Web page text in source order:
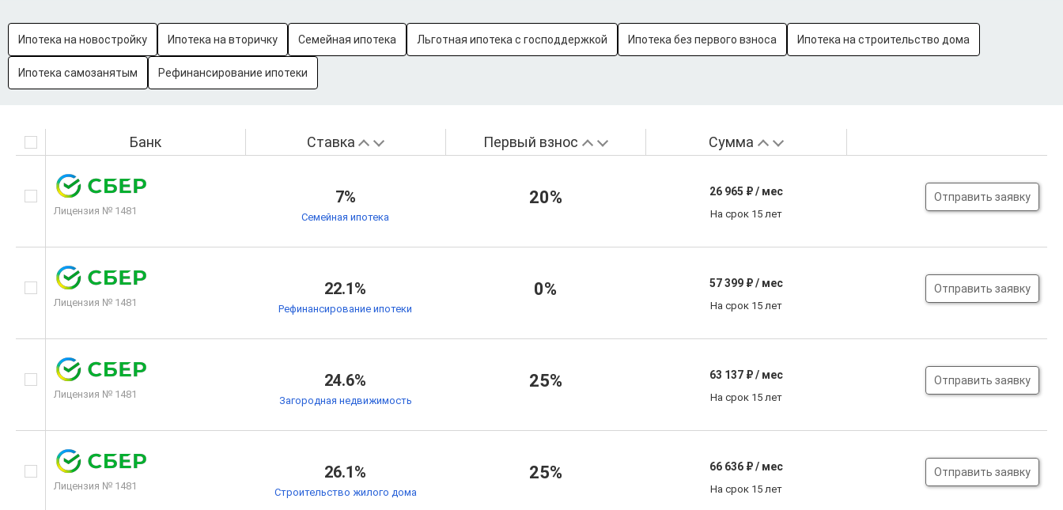
Ипотека на новостройку Ипотека на вторичку Семейная ипотека Льготная ипотека с господдержкой Ипотека без первого взноса Ипотека на строительство дома
Ипотека самозанятым Рефинансирование ипотеки
Банк Ставка Первый взнос Сумма
Лицензия № 1481
7%
Семейная ипотека
20% 26 965 ₽ / мес
На срок 15 лет
Отправить заявку
Лицензия № 1481
22.1%
Рефинансирование ипотеки
0% 57 399₽ / мес
На срок 15 лет
Отправить заявку
Лицензия № 1481
24.6%
Загородная недвижимость
25% 63 137₽ / мес
На срок 15 лет
Отправить заявку
Лицензия № 1481
26.1%
Строительство жилого дома
25% 66 636₽ / мес
На срок 15 лет
Отправить заявку